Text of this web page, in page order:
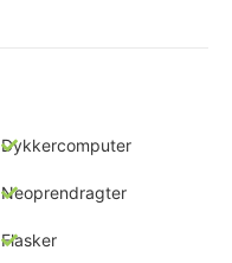
Dykkercomputer
Neoprendragter
Flasker